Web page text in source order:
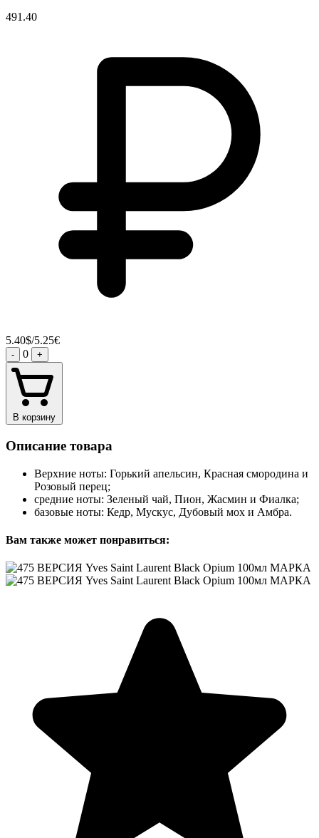
491.40
5.40$/5.25€
- 0 +
В корзину
Описание товара
Верхние ноты: Горький апельсин, Красная смородина и
Розовый перец;
средние ноты: Зеленый чай, Пион, Жасмин и Фиалка;
базовые ноты: Кедр, Мускус, Дубовый мох и Амбра.
Вам также может понравиться: